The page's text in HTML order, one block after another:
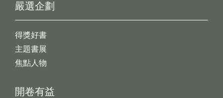
開卷有益
嚴選企劃
得獎好書
主題書展
焦點人物